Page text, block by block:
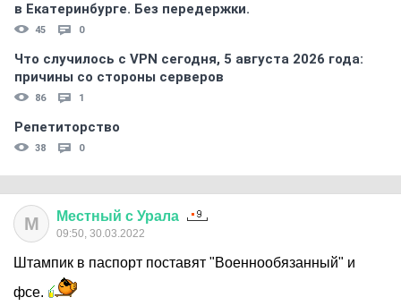
в Екатеринбурге. Без передержки.
45 0
Что случилось с VPN сегодня, 5 августа 2026 года:
причины со стороны серверов
86 1
Репетиторство
38 0
М Местный с Урала
09:50, 30.03.2022
Штампик в паспорт поставят "Военнообязанный" и
фсе.